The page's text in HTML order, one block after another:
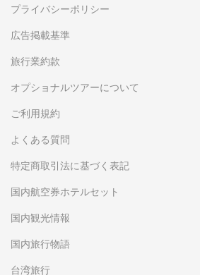
プライバシーポリシー
広告掲載基準
旅行業約款
オプショナルツアーについて
ご利用規約
よくある質問
特定商取引法に基づく表記
国内航空券ホテルセット
国内観光情報
国内旅行物語
台湾旅行